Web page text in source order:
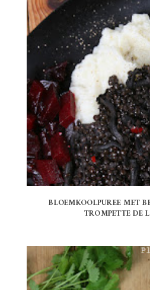
BLOEMKOOLPUREE MET
TROMPETTE DE